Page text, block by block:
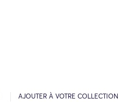
AJOUTER À VOTRE COLLECTION